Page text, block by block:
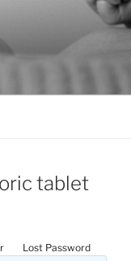
tablet
Lost Password